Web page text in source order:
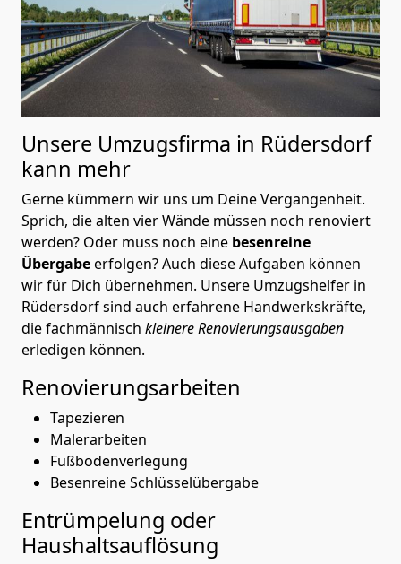
Unsere Umzugsfirma in Rüdersdorf
kann mehr
Gerne kümmern wir uns um Deine Vergangenheit.
Sprich, die alten vier Wände müssen noch renoviert
werden? Oder muss noch eine besenreine
Übergabeerfolgen? Auch diese Aufgaben können
wir für Dich übernehmen. Unsere Umzugshelfer in
Rüdersdorf sind auch erfahrene Handwerkskräfte,
die fachmännisch kleinere Renovierungsausgaben
erledigen können.
Renovierungsarbeiten
Tapezieren
Malerarbeiten
Fußbodenverlegung
Besenreine Schlüsselübergabe
Entrümpelung oder
Haushaltsauflösung